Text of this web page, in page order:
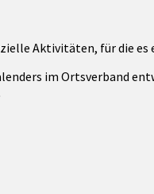
Aktivitäten, für die
im Ortsverband